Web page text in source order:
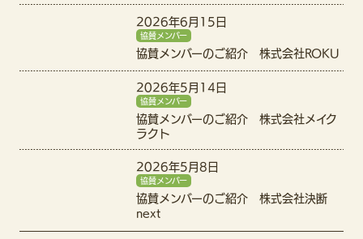
2026年6月15日
協賛メンバー
協賛メンバーのご紹介 株式会社ROKU
2026年5月14日
協賛メンバー
協賛メンバーのご紹介 株式会社メイク
ラクト
2026年5月8日
協賛メンバー
協賛メンバーのご紹介 株式会社決断
next